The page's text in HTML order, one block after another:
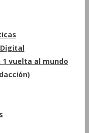
1 vuelta al mundo